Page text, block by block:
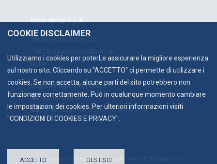
Nobil-Metal S.p.A
segreteria@nobilmetal.it
Nobil Metal
LV Attachments by Nobil Metal
© Copyright 2026 Nobil-Metal S.p.A - P.IVA IT00520100017 –
COOKIE DISCLAIMER
Utilizziamo i cookies per poterLe assicurare la migliore esperienza
sul nostro sito. Cliccando su "ACCETTO" ci permette di utilizzare i
cookies. Se non accetta, alcune parti del sito potrebbero non
funzionare correttamente. Può in qualunque momento cambiare
le impostazioni dei cookies. Per ulteriori informazioni visiti
"CONDIZIONI DI COOKIES E PRIVACY".
ACCETTO GESTISCI